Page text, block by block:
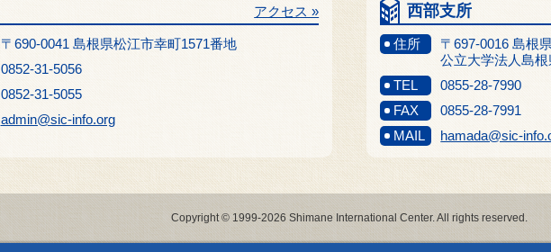
〒690-0041 島根県松江市幸町1571番地
アクセス »
0852-31-5056
0852-31-5055
admin@sic-info.org
西部支所
住所
〒697-0016 島根
公立大学法人島
TEL
0855-28-7990
FAX
0855-28-7991
MAIL
hamada@sic-
Copyright © 1999-2026 Shimane International Center. All rights reserved.